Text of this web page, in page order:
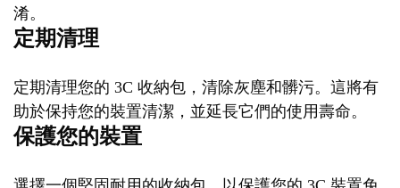
淆。
定期清理
定期清理您的 3C 收納包，清除灰塵和髒污。這將有
助於保持您的裝置清潔，並延長它們的使用壽命。
保護您的裝置